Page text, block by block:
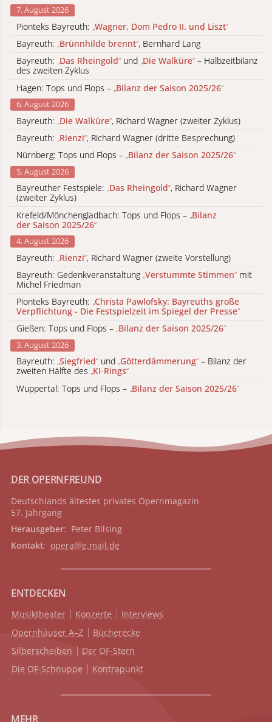
7. August 2026
Pionteks Bayreuth: „Wagner, Dom Pedro II. und Liszt“
Bayreuth: „Brünnhilde brennt“, Bernhard Lang
Bayreuth: „Das Rheingold“ und „Die Walküre“ – Halbzeitbilanz
des zweiten Zyklus
Hagen: Tops und Flops – „Bilanz der Saison 2025/26“
6. August 2026
Bayreuth: „Die Walküre“, Richard Wagner (zweiter Zyklus)
Bayreuth: „Rienzi“, Richard Wagner (dritte Besprechung)
Nürnberg: Tops und Flops – „Bilanz der Saison 2025/26“
5. August 2026
Bayreuther Festspiele: „Das Rheingold“, Richard Wagner
(zweiter Zyklus)
Krefeld/Mönchengladbach: Tops und Flops – „Bilanz
der Saison 2025/26“
4. August 2026
Bayreuth: „Rienzi“, Richard Wagner (zweite Vorstellung)
Bayreuth: Gedenkveranstaltung „Verstummte Stimmen“ mit
Michel Friedman
Pionteks Bayreuth: „Christa Pawlofsky: Bayreuths große
Verpflichtung - Die Festspielzeit im Spiegel der Presse“
Gießen: Tops und Flops – „Bilanz der Saison 2025/26“
3. August 2026
Bayreuth: „Siegfried“ und „Götterdämmerung“ – Bilanz der
zweiten Hälfte des „KI-Rings“
Wuppertal: Tops und Flops – „Bilanz der Saison 2025/26“
DER OPERNFREUND
Deutschlands ältestes privates Opernmagazin
57. Jahrgang
Herausgeber: Peter Bilsing
Kontakt: opera@e.mail.de
ENTDECKEN
Musiktheater Konzerte
Interviews
Opernhäuser A–Z
Bücherecke
Silberscheiben
Der OF-Stern
Die OF-Schnuppe
Kontrapunkt
MEHR